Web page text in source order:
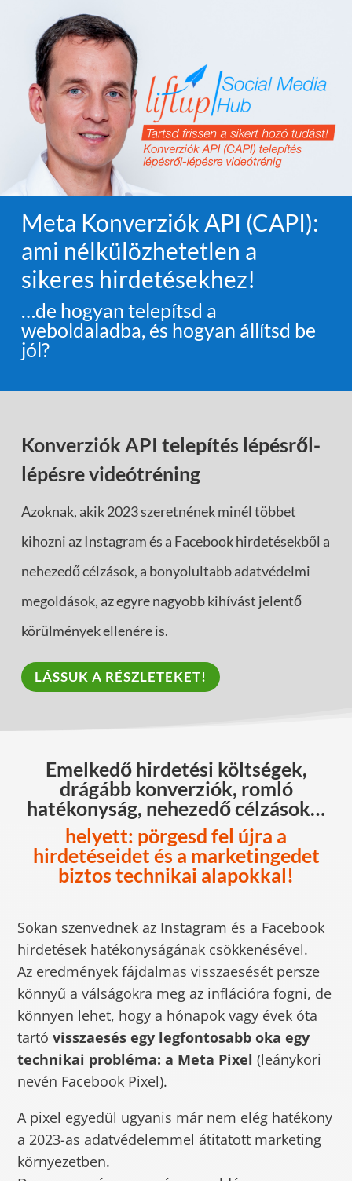
Meta Konverziók API (CAPI):
ami nélkülözhetetlen a
sikeres hirdetésekhez!
…de hogyan telepítsd a
weboldaladba, és hogyan állítsd be
jól?
Konverziók API telepítés lépésről-
lépésre videótréning
Azoknak, akik 2023 szeretnének minél többet
kihozni az Instagram és a Facebook hirdetésekből a
nehezedő célzások, a bonyolultabb adatvédelmi
megoldások, az egyre nagyobb kihívást jelentő
körülmények ellenére is.
LÁSSUK A RÉSZLETEKET!
Emelkedő hirdetési költségek,
drágább konverziók, romló
hatékonyság, nehezedő célzások…
helyett: pörgesd fel újra a
hirdetéseidet és a marketingedet
biztos technikai alapokkal!
Sokan szenvednek az Instagram és a Facebook
hirdetések hatékonyságának csökkenésével.
Az eredmények fájdalmas visszaesését persze
könnyű a válságokra meg az inflációra fogni, de
könnyen lehet, hogy a hónapok vagy évek óta
tartó visszaesés egy legfontosabb oka egy
technikai probléma: a Meta Pixel (leánykori
nevén Facebook Pixel).
A pixel egyedül ugyanis már nem elég hatékony
a 2023-as adatvédelemmel átitatott marketing
környezetben.